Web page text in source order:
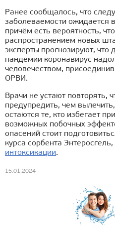
Ранее сообщалось, что
заболеваемости ожидается
причём есть вероятность,
распространением новых
эксперты прогнозируют, что
пандемии коронавирус
человечеством,
ОРВИ.
Врачи не устают повторять,
предупредить, чем
остаются те, кто избегает
возможных побочных
опасений стоит
курса сорбента
интоксикации.
15.01.2024